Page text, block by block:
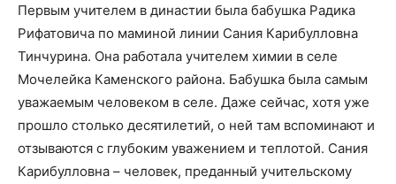
Первым учителем в династии была бабушка Радика
Рифатовича по маминой линии Сания Карибулловна
Тинчурина. Она работала учителем химии в селе
Мочелейка Каменского района. Бабушка была самым
уважаемым человеком в селе. Даже сейчас, хотя уже
прошло столько десятилетий, о ней там вспоминают и
отзываются с глубоким уважением и теплотой. Сания
Карибулловна – человек, преданный учительскому